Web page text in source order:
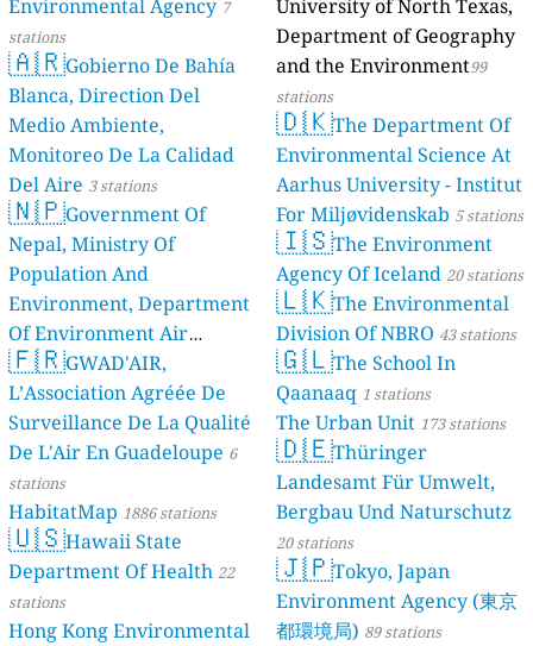
Environmental Agency 7
stations
🇦🇷Gobierno De Bahía
Blanca, Direction Del
Medio Ambiente,
Monitoreo De La Calidad
Del Aire 3 stations
🇳🇵Government Of
Nepal, Ministry Of
Population And
Environment, Department
Of Environment Air
Quality Monitoring
stations
🇫🇷GWAD'AIR,
L’Association Agréée De
Surveillance De La Qualité
De L'Air En Guadeloupe 6
stations
HabitatMap 1886 stations
🇺🇸Hawaii State
Department Of Health 22
stations
Hong Kong Environmental
University of North Texas,
Department of Geography
and the Environment99
stations
🇩🇰The Department Of
Environmental Science At
Aarhus University - Institut
For Miljøvidenskab 5 stations
🇮🇸The Environment
Agency Of Iceland 20 stations
🇱🇰The Environmental
Division Of NBRO 43 stations
🇬🇱The School In
Qaanaaq 1 stations
The Urban Unit 173 stations
🇩🇪Thüringer
Landesamt Für Umwelt,
Bergbau Und Naturschutz
20 stations
🇯🇵Tokyo, Japan
Environment Agency (東京
都環境局) 89 stations